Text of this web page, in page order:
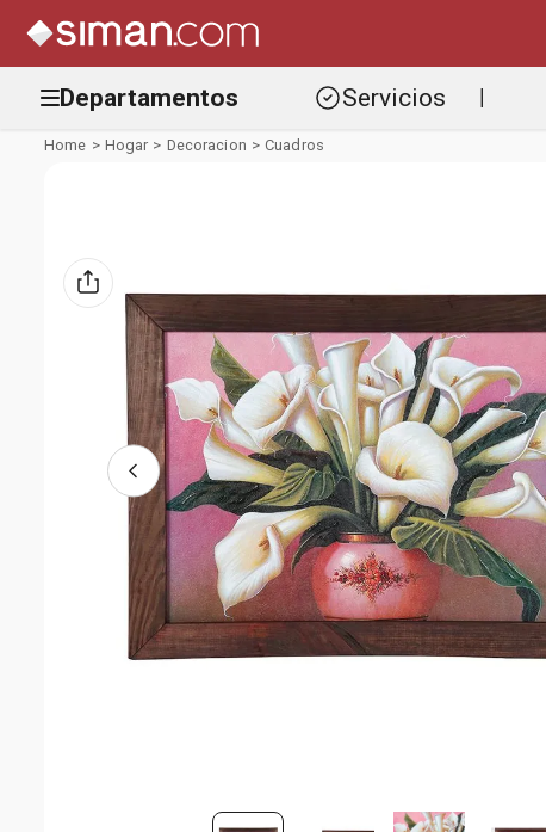
Departamentos Servicios
Hogar Decoracion Cuadros